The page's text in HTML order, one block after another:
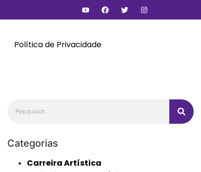
Política de Privacidade
Categorias
Carreira Artística